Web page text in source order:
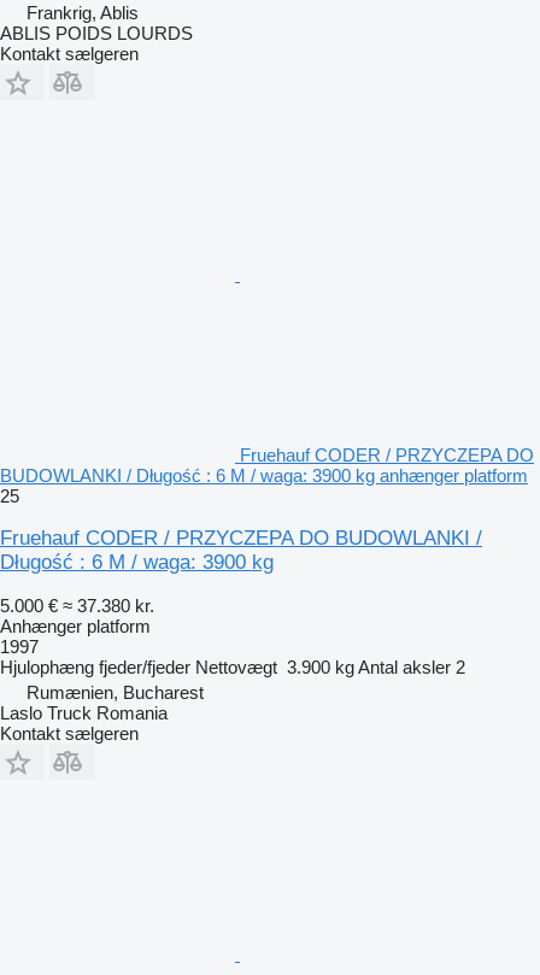
Frankrig, Ablis
ABLIS POIDS LOURDS
Kontakt sælgeren
Fruehauf CODER / PRZYCZEPA DO
BUDOWLANKI / Długość : 6 M / waga: 3900 kg anhænger platform
25
Fruehauf CODER / PRZYCZEPA DO BUDOWLANKI /
Długość : 6 M / waga: 3900 kg
5.000 € ≈ 37.380 kr.
Anhænger platform
1997
Hjulophæng fjeder/fjeder Nettovægt 3.900 kgAntal aksler 2
Rumænien, Bucharest
Laslo Truck Romania
Kontakt sælgeren